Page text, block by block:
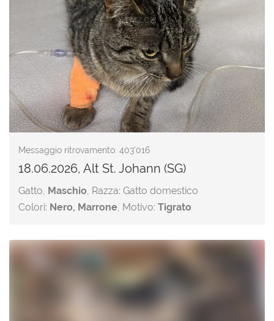
Messaggio ritrovamento: 403'016
18.06.2026, Alt St. Johann (SG)
Gatto, Maschio, Razza: Gatto domestico
Colori: Nero, Marrone, Motivo: Tigrato